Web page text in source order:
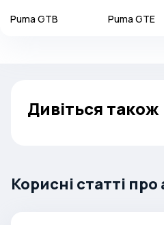
Puma GTB Puma GTE
Дивіться також
Корисні статті